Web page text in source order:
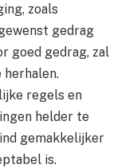
zoals
gedrag
goed gedrag, zal
regels en
helder te
gemakkelijker
is.